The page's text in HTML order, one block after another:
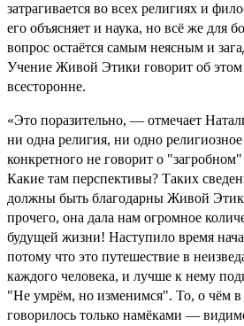
затрагивается во всех религиях и
его объясняет и наука, но всё же для
вопрос остаётся самым неясным и
Учение Живой Этики говорит об
всесторонне.
«Это поразительно, — отмечает
ни одна религия, ни одно
конкретного не говорит о
Какие там перспективы? Таких
должны быть благодарны Живой
прочего, она дала нам огромное
будущей жизни! Наступило время
потому что это путешествие в
каждого человека, и лучше к нему
"Не умрём, но изменимся". То, о чём в
говорилось только намёками —